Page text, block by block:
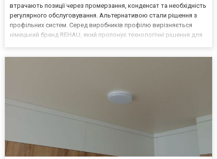
втрачають позиції через промерзання, конденсат та необхідність
регулярного обслуговування. Альтернативою стали рішення з
профільних систем. Серед виробників профілю вирізняється
німецький бренд REHAU, який пропонує технологічні рішення для